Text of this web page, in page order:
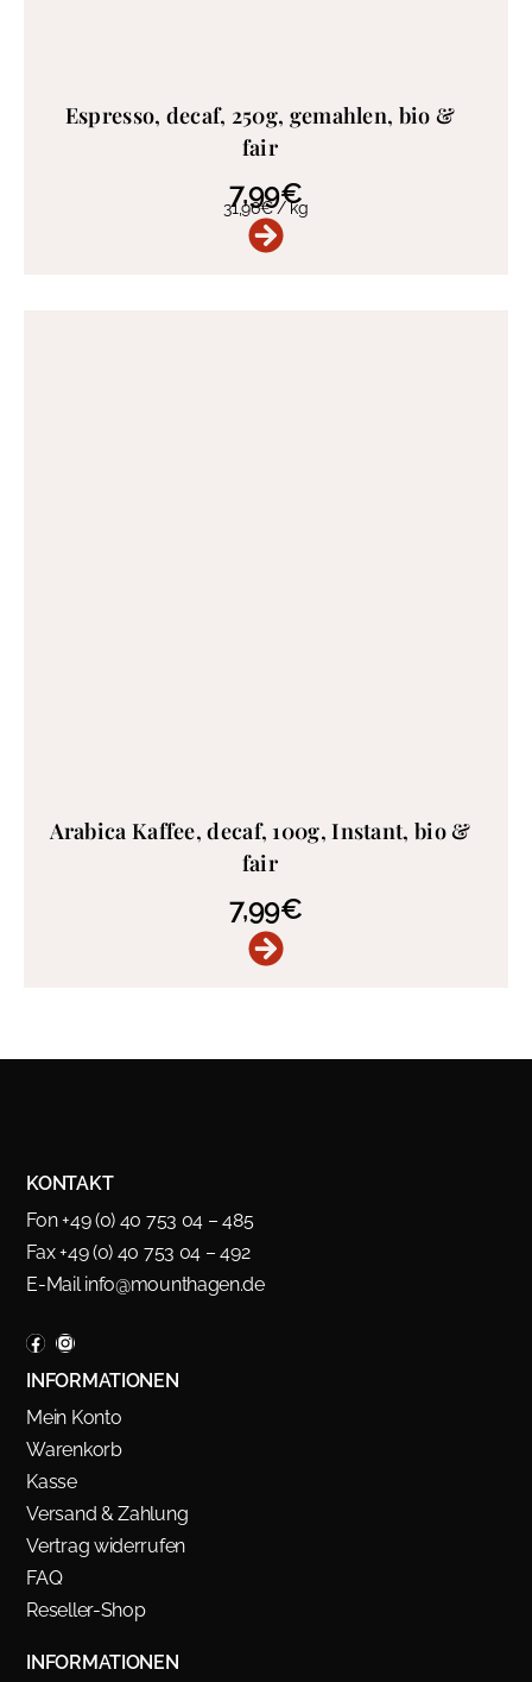
Espresso, decaf, 250g, gemahlen, bio &
fair
7,99€
31,96€/kg
Arabica Kaffee, decaf, 100g, Instant, bio &
fair
7,99€
KONTAKT
Fon +49 (0) 40 753 04 – 485
Fax +49 (0) 40 753 04 – 492
E-Mailinfo@mounthagen.de
INFORMATIONEN
Mein Konto
Warenkorb
Kasse
Versand & Zahlung
Vertrag widerrufen
FAQ
Reseller-Shop
INFORMATIONEN